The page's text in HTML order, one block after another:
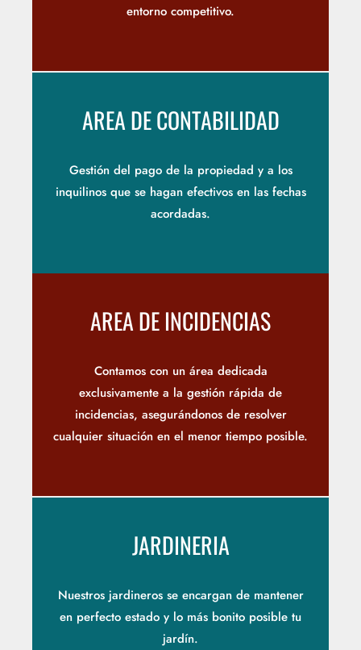
entorno competitivo.
AREA DE CONTABILIDAD
Gestión del pago de la propiedad y a los
inquilinos que se hagan efectivos en las fechas
acordadas.
AREA DE INCIDENCIAS
Contamos con un área dedicada
exclusivamente a la gestión rápida de
incidencias, asegurándonos de resolver
cualquier situación en el menor tiempo posible.
JARDINERIA
Nuestros jardineros se encargan de mantener
en perfecto estado y lo más bonito posible tu
jardín.